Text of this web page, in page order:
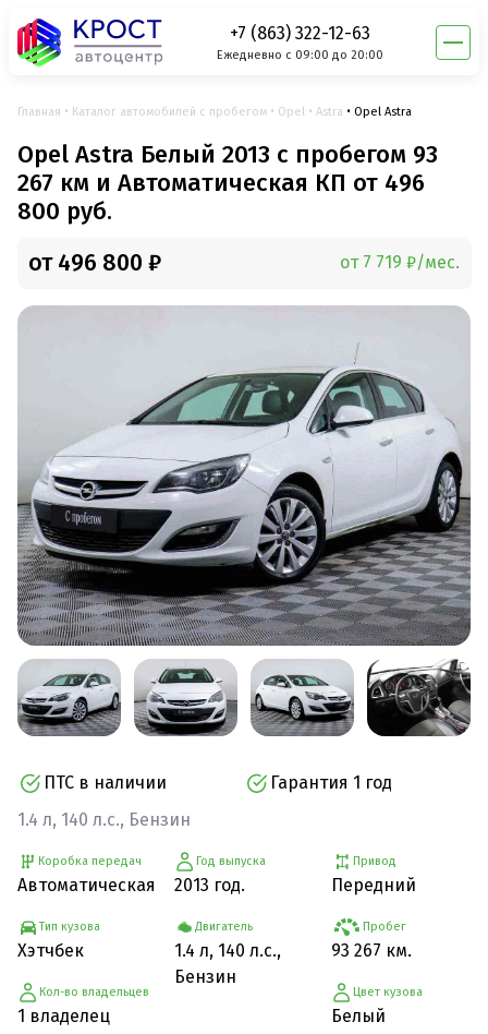
+7 (863) 322-12-63
Ежедневно с 09:00 до 20:00
Главная Каталог автомобилей с пробегом Opel Astra Opel Astra
Opel Astra Белый 2013 с пробегом 93
267 км и Автоматическая КП от 496
800 руб.
от 496 800 ₽ от 7 719 ₽/мес.
ПТС в наличии
Гарантия 1 год
1.4 л, 140 л.с., Бензин
Коробка передач
Автоматическая
Тип кузова
Хэтчбек
Кол-во владельцев
1 владелец
Год выпуска
2013 год.
Двигатель
1.4 л, 140 л.с.,
Бензин
Привод
Передний
Пробег
93 267 км.
Цвет кузова
Белый